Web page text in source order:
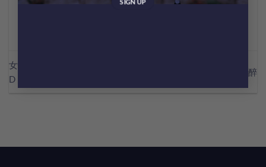
女性恩物 ? 飲紅酒可以變靚
D！?
邊隻葡萄酒冇咁容易醉